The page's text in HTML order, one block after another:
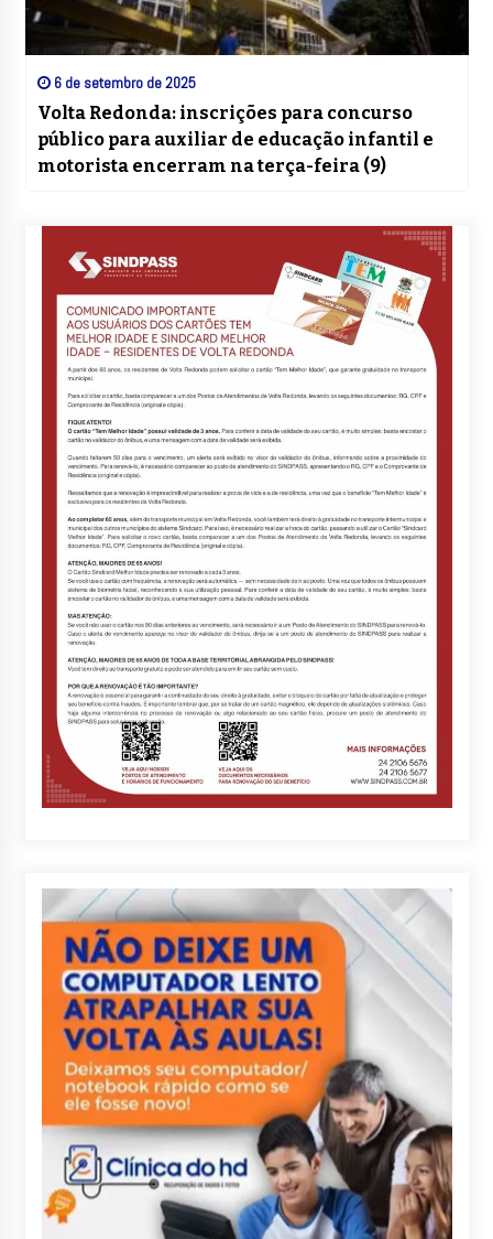
6 de setembro de 2025
Volta Redonda: inscrições para concurso
público para auxiliar de educação infantil e
motorista encerram na terça-feira (9)